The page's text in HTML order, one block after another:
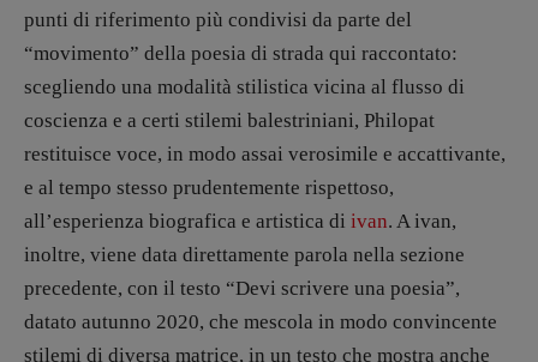
punti di riferimento più condivisi da parte del
“movimento” della poesia di strada qui raccontato:
scegliendo una modalità stilistica vicina al flusso di
coscienza e a certi stilemi balestriniani, Philopat
restituisce voce, in modo assai verosimile e accattivante,
e al tempo stesso prudentemente rispettoso,
all’esperienza biografica e artistica di ivan. A ivan,
inoltre, viene data direttamente parola nella sezione
precedente, con il testo “Devi scrivere una poesia”,
datato autunno 2020, che mescola in modo convincente
stilemi di diversa matrice, in un testo che mostra anche